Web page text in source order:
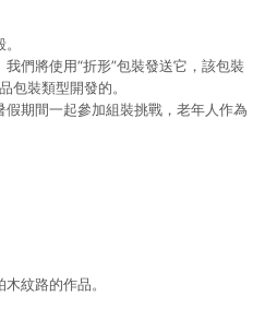
們將使用“折形”包裝發送它，該包裝
包裝類型開發的。
期間一起參加組裝挑戰，老年人作為
紋路的作品。